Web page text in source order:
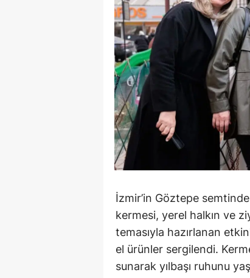
İzmir’in Göztepe
kermesi, yerel halkın ve
temasıyla hazırlanan
el ürünler sergilendi.
sunarak yılbaşı ruhunu